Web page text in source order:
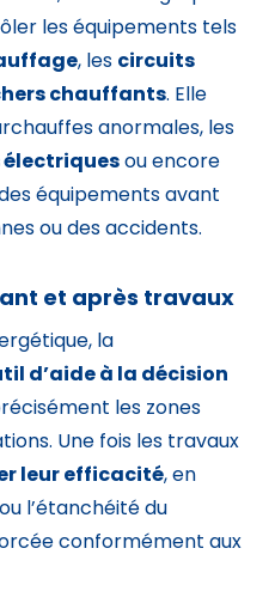
les équipements tels
, les circuits
chauffants. Elle
anormales, les
électriquesou encore
équipements avant
ou des accidents.
et après travaux
la
d’aide à la décision
les zones
Une fois les travaux
leur efficacité, en
l’étanchéité du
conformément aux